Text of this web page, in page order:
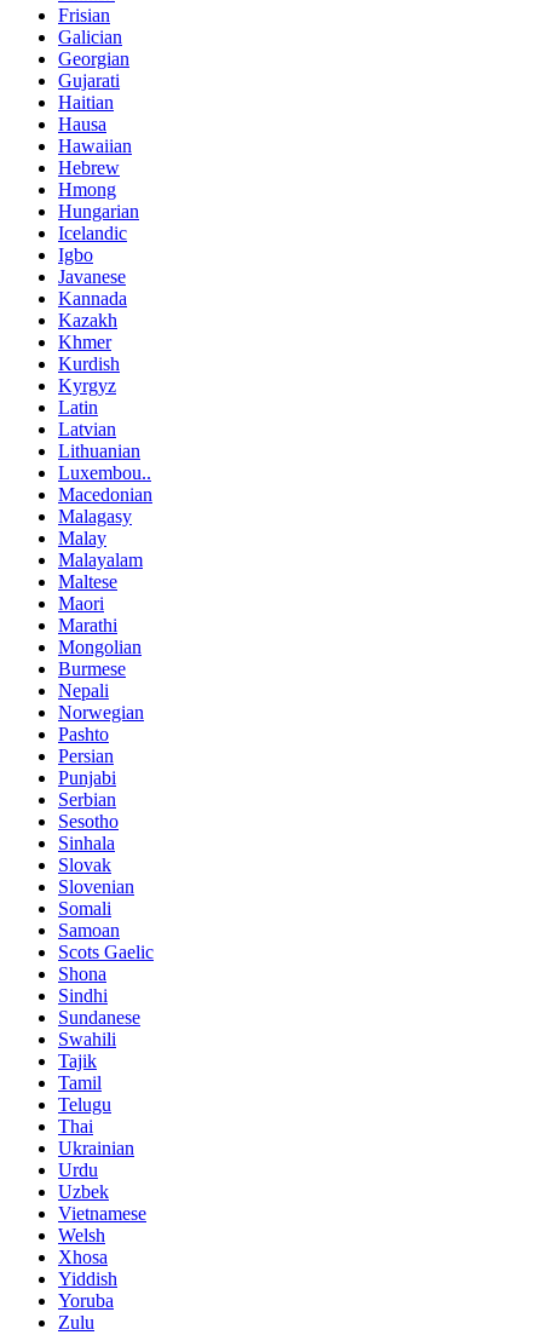
Frisian
Galician
Georgian
Gujarati
Haitian
Hausa
Hawaiian
Hebrew
Hmong
Hungarian
Icelandic
Igbo
Javanese
Kannada
Kazakh
Khmer
Kurdish
Kyrgyz
Latin
Latvian
Lithuanian
Luxembou..
Macedonian
Malagasy
Malay
Malayalam
Maltese
Maori
Marathi
Mongolian
Burmese
Nepali
Norwegian
Pashto
Persian
Punjabi
Serbian
Sesotho
Sinhala
Slovak
Slovenian
Somali
Samoan
Scots Gaelic
Shona
Sindhi
Sundanese
Swahili
Tajik
Tamil
Telugu
Thai
Ukrainian
Urdu
Uzbek
Vietnamese
Welsh
Xhosa
Yiddish
Yoruba
Zulu